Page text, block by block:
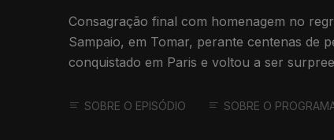
Consagração final com homenagem no
Sampaio, em Tomar, perante centenas de
conquistado em Paris e voltou a ser
SOBRE O EPISÓDIO SOBRE O